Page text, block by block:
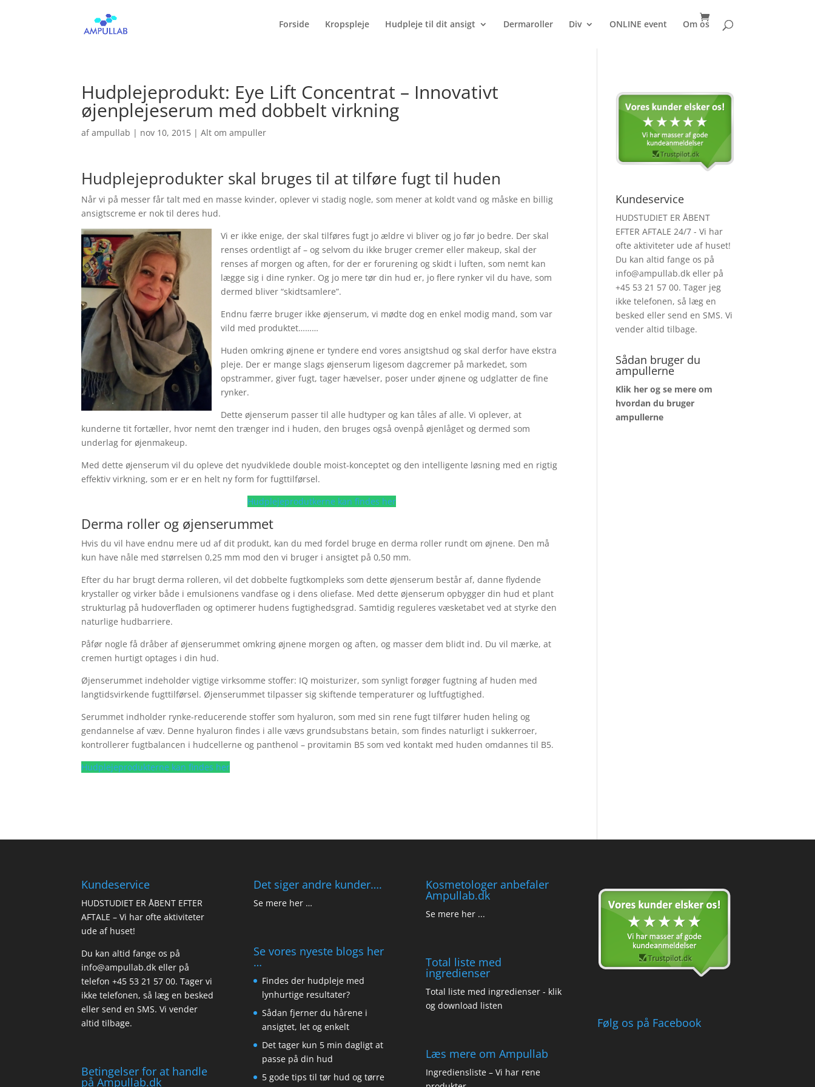
Forside Kropspleje Hudpleje til dit ansigt Dermaroller Div ONLINE event Om os
Hudplejeprodukt: Eye Lift Concentrat – Innovativt
øjenplejeserum med dobbelt virkning
afampullab | nov 10, 2015 |Alt om ampuller
Hudplejeprodukter skal bruges til at tilføre fugt til huden
Når vi på messer får talt med en masse kvinder, oplever vi stadig nogle, som mener at koldt vand og måske en billig
ansigtscreme er nok til deres hud.
Vi er ikke enige, der skal tilføres fugt jo ældre vi bliver og jo før jo bedre. Der skal
renses ordentligt af – og selvom du ikke bruger cremer eller makeup, skal der
renses af morgen og aften, for der er forurening og skidt i luften, som nemt kan
lægge sig i dine rynker. Og jo mere tør din hud er, jo flere rynker vil du have, som
dermed bliver “skidtsamlere”.
Endnu færre bruger ikke øjenserum, vi mødte dog en enkel modig mand, som var
vild med produktet………
Huden omkring øjnene er tyndere end vores ansigtshud og skal derfor have ekstra
pleje. Der er mange slags øjenserum ligesom dagcremer på markedet, som
opstrammer, giver fugt, tager hævelser, poser under øjnene og udglatter de fine
rynker.
Dette øjenserum passer til alle hudtyper og kan tåles af alle. Vi oplever, at
kunderne tit fortæller, hvor nemt den trænger ind i huden, den bruges også ovenpå øjenlåget og dermed som
underlag for øjenmakeup.
Med dette øjenserum vil du opleve det nyudviklede double moist-konceptet og den intelligente løsning med en rigtig
effektiv virkning, som er er en helt ny form for fugttilførsel.
Hudplejeprodutkerne kan findes her
Derma roller og øjenserummet
Hvis du vil have endnu mere ud af dit produkt, kan du med fordel bruge en derma roller rundt om øjnene. Den må
kun have nåle med størrelsen 0,25 mm mod den vi bruger i ansigtet på 0,50 mm.
Efter du har brugt derma rolleren, vil det dobbelte fugtkompleks som dette øjenserum består af, danne flydende
krystaller og virker både i emulsionens vandfase og i dens oliefase. Med dette øjenserum opbygger din hud et plant
strukturlag på hudoverfladen og optimerer hudens fugtighedsgrad. Samtidig reguleres væsketabet ved at styrke den
naturlige hudbarriere.
Påfør nogle få dråber af øjenserummet omkring øjnene morgen og aften, og masser dem blidt ind. Du vil mærke, at
cremen hurtigt optages i din hud.
Øjenserummet indeholder vigtige virksomme stoffer: IQ moisturizer, som synligt forøger fugtning af huden med
langtidsvirkende fugttilførsel. Øjenserummet tilpasser sig skiftende temperaturer og luftfugtighed.
Serummet indholder rynke-reducerende stoffer som hyaluron, som med sin rene fugt tilfører huden heling og
gendannelse af væv. Denne hyaluron findes i alle vævs grundsubstans betain, som findes naturligt i sukkerroer,
kontrollerer fugtbalancen i hudcellerne og panthenol – provitamin B5 som ved kontakt med huden omdannes til B5.
Hudplejeprodukterne kan findes her
Kundeservice
HUDSTUDIET ER ÅBENT
EFTER AFTALE 24/7 - Vi har
ofte aktiviteter ude af huset!
Du kan altid fange os på
info@ampullab.dk eller på
+45 53 21 57 00. Tager jeg
ikke telefonen, så læg en
besked eller send en SMS. Vi
vender altid tilbage.
Sådan bruger du
ampullerne
Klik her og se mere om
hvordan du bruger
ampullerne
Kundeservice
HUDSTUDIET ER ÅBENT EFTER
AFTALE – Vi har ofte aktiviteter
ude af huset!
Du kan altid fange os på
info@ampullab.dk eller på
telefon +45 53 21 57 00. Tager vi
ikke telefonen, så læg en besked
eller send en SMS. Vi vender
altid tilbage.
Betingelser for at handle
på Ampullab.dk
Det siger andre kunder….
Se mere her …
Se vores nyeste blogs her
…
Findes der hudpleje med
lynhurtige resultater?
Sådan fjerner du hårene i
ansigtet, let og enkelt
Det tager kun 5 min dagligt at
passe på din hud
5 gode tips til tør hud og tørre
Kosmetologer anbefaler
Ampullab.dk
Se mere her ...
Total liste med
ingredienser
Total liste med ingredienser - klik
og download listen
Læs mere om Ampullab
Ingrediensliste – Vi har rene
Følg os på Facebook